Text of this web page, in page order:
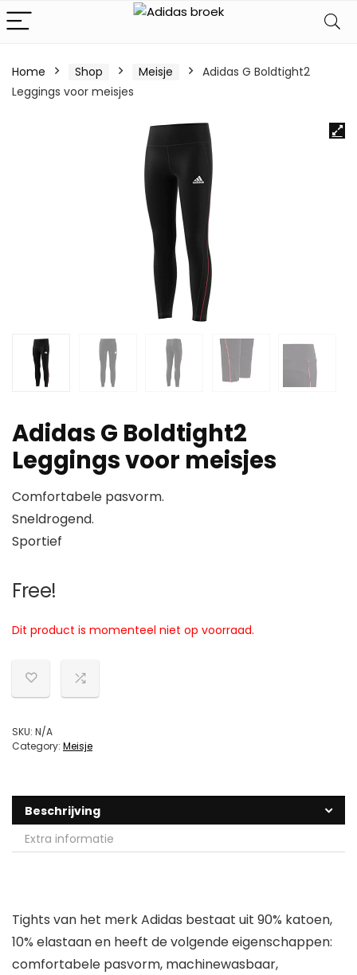
Home Shop Meisje
Adidas G Boldtight2
Leggings voor meisjes
Adidas G Boldtight2
Leggings voor meisjes
Comfortabele pasvorm.
Sneldrogend.
Sportief
Free!
Dit product is momenteel niet op voorraad.
SKU: N/A
Category: Meisje
Beschrijving
Extra informatie
Tights van het merk Adidas bestaat uit 90% katoen,
10% elastaan en heeft de volgende eigenschappen:
comfortabele pasvorm, machinewasbaar,